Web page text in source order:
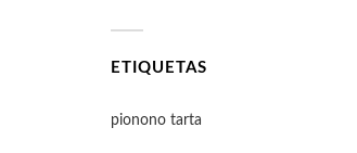
ETIQUETAS
pionono tarta